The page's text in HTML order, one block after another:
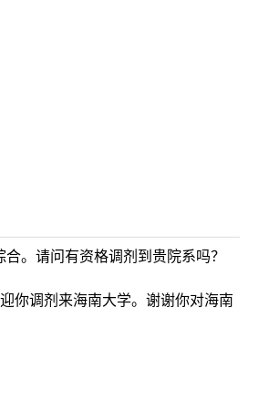
。请问有资格调剂到贵院系吗？
你调剂来海南大学。谢谢你对海南